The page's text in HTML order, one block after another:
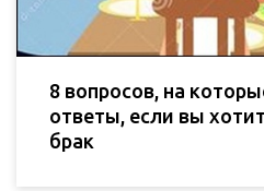
8 вопросов, на
ответы, если вы
брак